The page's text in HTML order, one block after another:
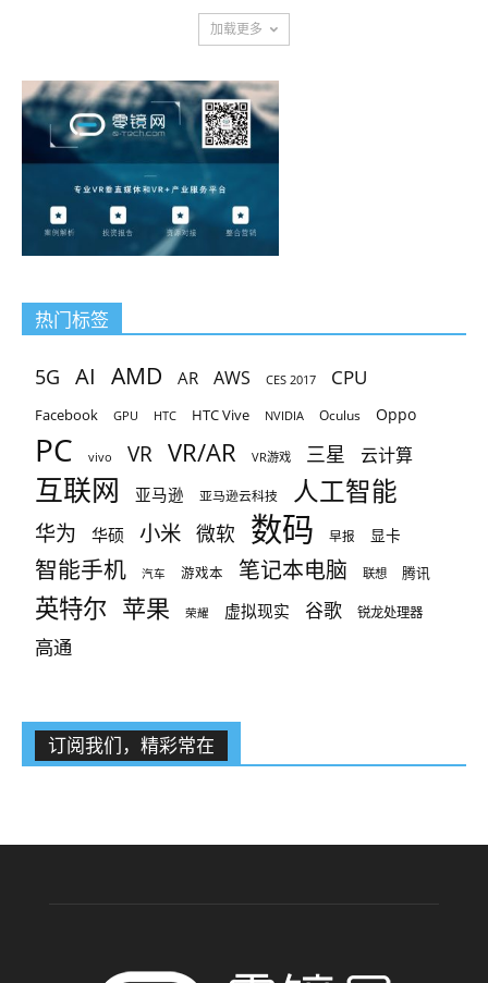
加载更多
热门标签
5G AI AMD AR AWS CES 2017 CPU
Facebook GPU HTC HTC Vive NVIDIA Oculus Oppo
PC vivo VR VR/AR VR游戏 三星 云计算
互联网 亚马逊 亚马逊云科技 人工智能
华为 华硕 小米 微软 数码 早报 显卡
智能手机 汽车 游戏本 笔记本电脑 联想 腾讯
英特尔 苹果 荣耀 虚拟现实 谷歌 锐龙处理器
高通
订阅我们，精彩常在